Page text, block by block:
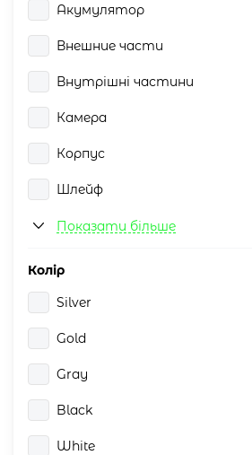
Показати більше
Акумулятор
Внешние части
Внутрішні частини
Камера
Корпус
Шлейф
Дисплей
Колір
Silver
Gold
Gray
Black
White